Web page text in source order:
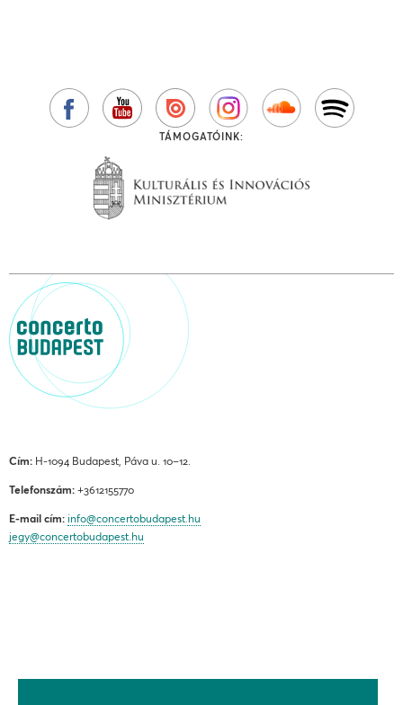
TÁMOGATÓINK:
Cím: H-1094 Budapest, Páva u. 10–12.
Telefonszám: +3612155770
E-mail cím: info@concertobudapest.hu
jegy@concertobudapest.hu